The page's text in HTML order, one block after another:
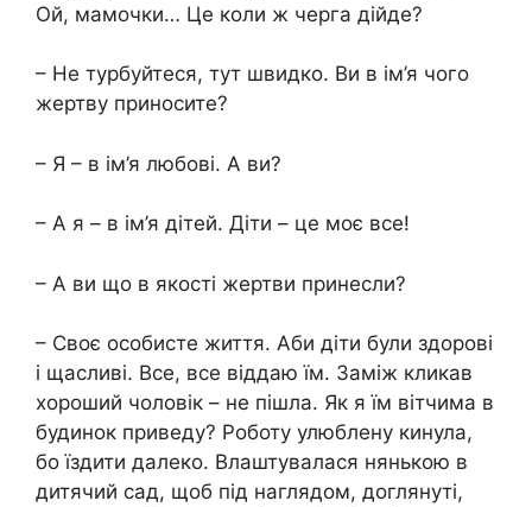
Ой, мамочки… Це коли ж черга дійде?
– Не турбуйтеся, тут швидко. Ви в ім’я чого
жертву приносите?
– Я – в ім’я любові. А ви?
– А я – в ім’я дітей. Діти – це моє все!
– А ви що в якості жертви принесли?
– Своє особисте життя. Аби діти були здорові
і щасливі. Все, все віддаю їм. Заміж кликав
хороший чоловік – не пішла. Як я їм вітчима в
будинок приведу? Роботу улюблену кинула,
бо їздити далеко. Влаштувалася нянькою в
дитячий сад, щоб під наглядом, доглянуті,